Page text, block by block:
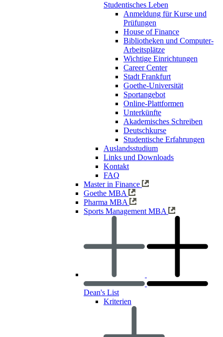
Studentisches Leben
Anmeldung für Kurse und
Prüfungen
House of Finance
Bibliotheken und Computer-
Arbeitsplätze
Wichtige Einrichtungen
Career Center
Stadt Frankfurt
Goethe-Universität
Sportangebot
Online-Plattformen
Unterkünfte
Akademisches Schreiben
Deutschkurse
Studentische Erfahrungen
Auslandsstudium
Links und Downloads
Kontakt
FAQ
Master in Finance
Goethe MBA
Pharma MBA
Sports Management MBA
Dean's List
Kriterien